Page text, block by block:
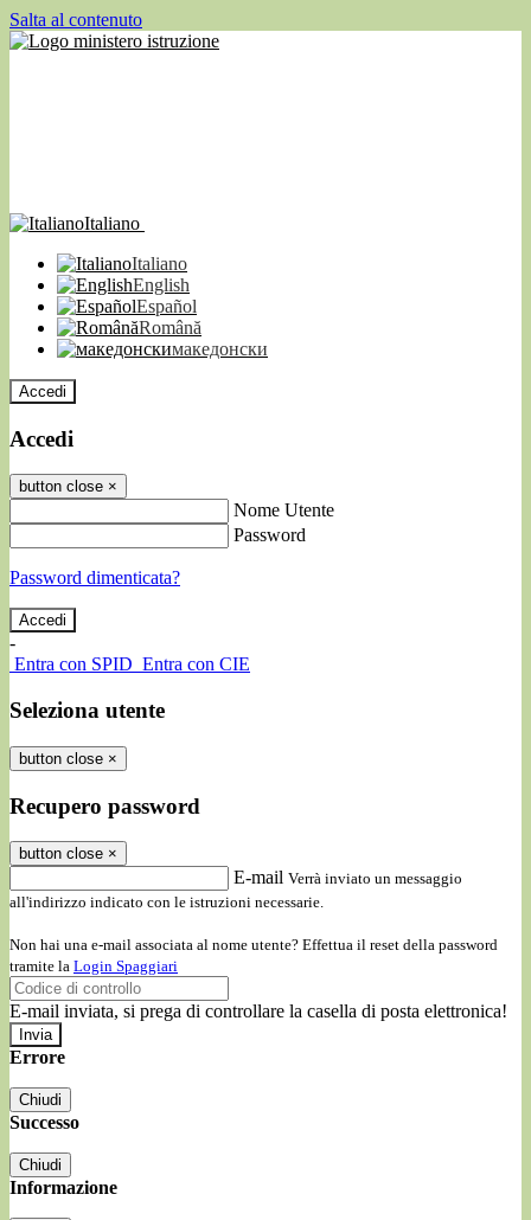
Salta al contenuto
Italiano
Italiano
English
Español
Română
македонски
Accedi
Accedi
button close ×
Nome Utente
Password
Password dimenticata?
-
Entra con SPID Entra con CIE
Seleziona utente
button close ×
Recupero password
button close ×
E-mail Verrà inviato un messaggio
all'indirizzo indicato con le istruzioni necessarie.
Non hai una e-mail associata al nome utente? Effettua il reset della password
tramite la Login Spaggiari
E-mail inviata, si prega di controllare la casella di posta elettronica!
Errore
Chiudi
Successo
Chiudi
Informazione